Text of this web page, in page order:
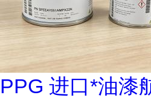
PPG 进口*油漆